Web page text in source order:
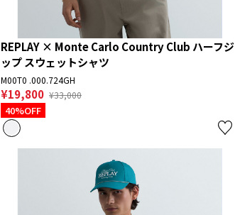
REPLAY × Monte Carlo Country Club ハーフジ
ップ スウェットシャツ
M00T0 .000.724GH
¥19,800 ¥33,000
40%OFF